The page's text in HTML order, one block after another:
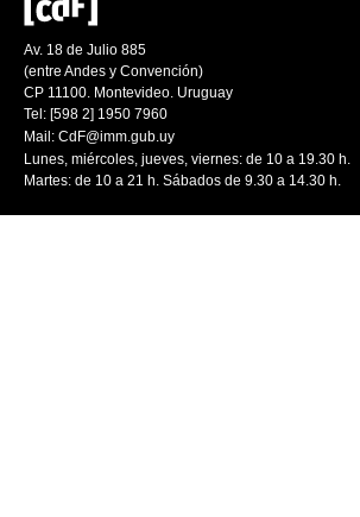
Av. 18 de Julio 885
(entre Andes y Convención)
CP 11100. Montevideo. Uruguay
Tel: [598 2] 1950 7960
Mail: CdF@imm.gub.uy
Lunes, miércoles, jueves, viernes: de 10 a 19.30 h.
Martes: de 10 a 21 h. Sábados de 9.30 a 14.30 h.